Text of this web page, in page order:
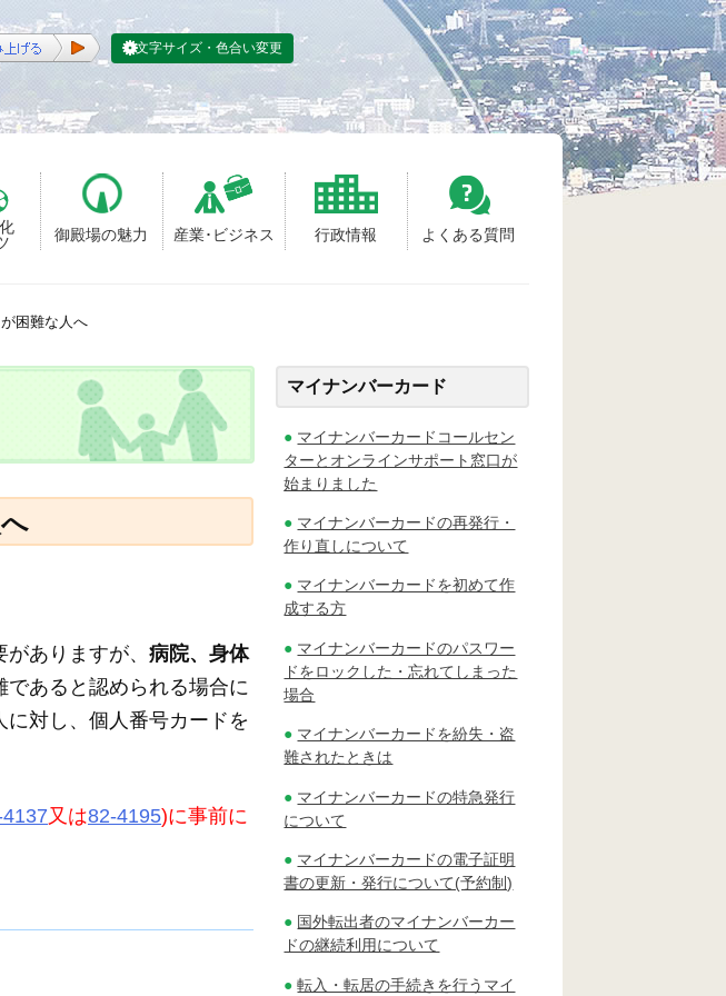
御殿場の魅力 産業･ビジネス 行政情報 よくある質問
文字サイズ・色合い変更
困難な人へ
ありますが、 病院、身体
あると認められる場合に
対し、個人番号カードを
又は82-4195)に事前に
マイナンバーカード
マイナンバーカードコールセン
ターとオンラインサポート窓口が
始まりました
マイナンバーカードの再発行・
作り直しについて
マイナンバーカードを初めて作
成する方
マイナンバーカードのパスワー
ドをロックした・忘れてしまった
場合
マイナンバーカードを紛失・盗
難されたときは
マイナンバーカードの特急発行
について
マイナンバーカードの電子証明
書の更新・発行について(予約制)
国外転出者のマイナンバーカー
ドの継続利用について
転入・転居の手続きを行うマイ